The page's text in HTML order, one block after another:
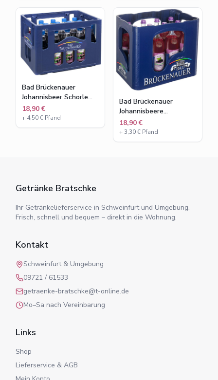
Bad Brückenauer
Johannisbeer Schorle
20x0,5l PET-Flaschen
18,90 €
+ 4,50€ Pfand
Bad Brückenauer
Johannisbeere
Glasflaschen12x0,75l
18,90 €
+3,30€ Pfand
Getränke Bratschke
Ihr Getränkelieferservice in Schweinfurt und Umgebung.
Frisch, schnell und bequem – direkt in die Wohnung.
Kontakt
Schweinfurt & Umgebung
09721 / 61533
getraenke-bratschke@t-online.de
Mo–Sa nach Vereinbarung
Links
Shop
Lieferservice & AGB